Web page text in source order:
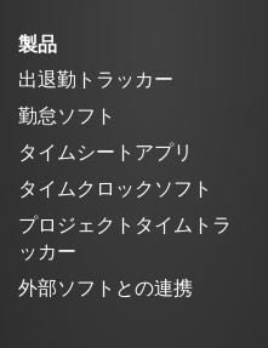
製品
出退勤トラッカー
勤怠ソフト
タイムシートアプリ
タイムクロックソフト
プロジェクトタイムトラ
ッカー
外部ソフトとの連携